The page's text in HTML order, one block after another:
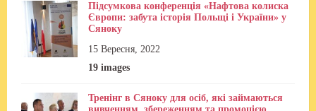
Підсумкова конференція «Нафтова колиска
Європи: забута історія Польщі і України» у
Сяноку
15 Вересня, 2022
19 images
Тренінг в Сяноку для осіб, які займаються